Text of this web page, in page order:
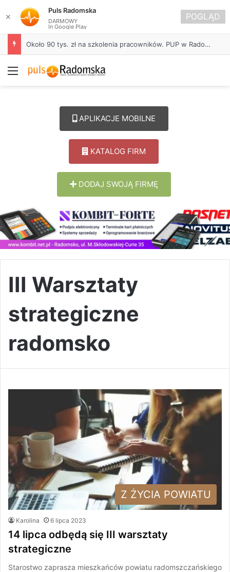
Około 90 tys. zł na szkolenia pracowników. PUP w Radomsku ogłasza nabór wniosków
Menu
APLIKACJE MOBILNE
KATALOG FIRM
DODAJ SWOJĄ FIRMĘ
III Warsztaty
strategiczne
radomsko
Z ŻYCIA POWIATU
Karolina 6 lipca 2023
14 lipca odbędą się III warsztaty
strategiczne
Starostwo zaprasza mieszkańców powiatu radomszczańskiego
✕
Puls Radomska
DARMOWY
In Google Play
POGLĄD